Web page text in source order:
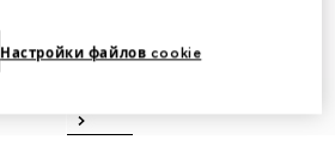
Настройки файлов cookie